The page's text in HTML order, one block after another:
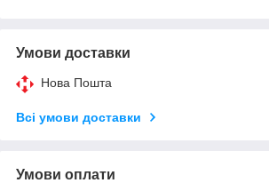
Умови доставки
Нова Пошта
Всі умови доставки
Умови оплати